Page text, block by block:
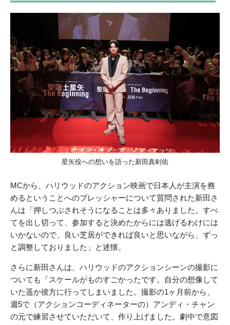
星矢役への想いを語った新田真剣佑
MCから、ハリウッドのアクション映画で日本人が主演を務
めるということへのプレッシャーについて質問された新田さ
んは「押しつぶされそうになることは多々ありました。すべ
てを出し切って、参加すると決めたからには逃げるわけには
いかないので、良い芝居ができれば良いと思いながら、ずっ
と調整しておりました」と述懐。
さらに新田さんは、ハリウッドのアクションシーンの撮影に
ついても「スケールがものすごかったです。自分の想像して
いた遥か彼方に行ってしまいました。撮影の1ヶ月前から、
週5で（アクションコーディネーターの）アンディ・チャン
の元で練習させていただいて、作り上げました。劇中で意図